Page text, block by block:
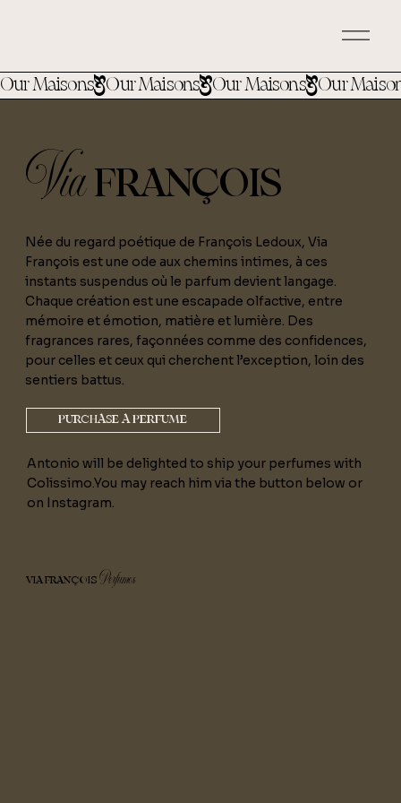
Our Maisons
Via FRANÇOIS
Antonio will be delighted to ship your perfumes with
Colissimo.You may reach him via the button below or
on Instagram.
PURCHASE A PERFUME
Née du regard poétique de François Ledoux, Via
François est une ode aux chemins intimes, à ces
instants suspendus où le parfum devient langage.
Chaque création est une escapade olfactive, entre
mémoire et émotion, matière et lumière. Des
fragrances rares, façonnées comme des confidences,
pour celles et ceux qui cherchent l’exception, loin des
sentiers battus.
VIA FRANÇOIS Perfumes